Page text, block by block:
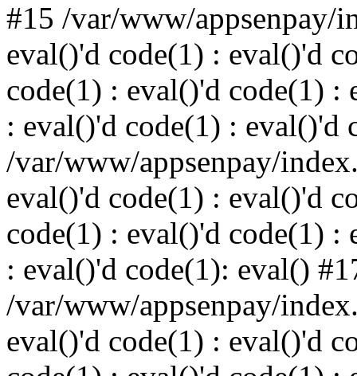
#15 /var/www/appsenpay/
eval()'d code(1) : eval()'d
code(1) : eval()'d code(1) :
: eval()'d code(1) : eval()'d
/var/www/appsenpay/
eval()'d code(1) : eval()'d
code(1) : eval()'d code(1) :
: eval()'d code(1): eval()
/var/www/appsenpay/
eval()'d code(1) : eval()'d